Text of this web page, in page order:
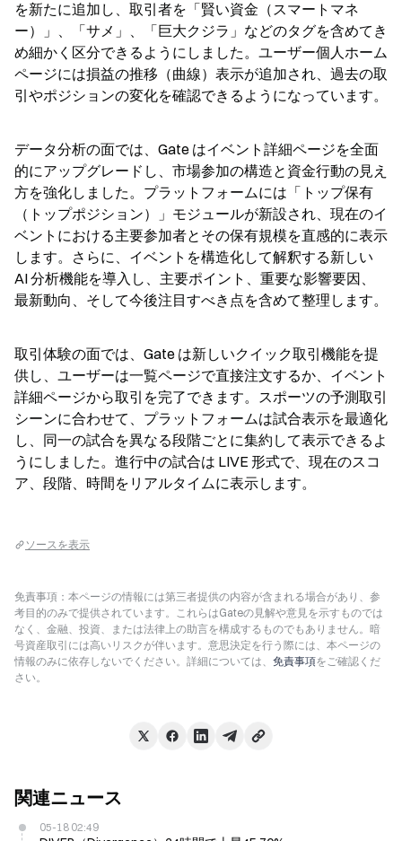
を新たに追加し、取引者を「賢い資金（スマートマネ
ー）」、「サメ」、「巨大クジラ」などのタグを含めてき
め細かく区分できるようにしました。ユーザー個人ホーム
ページには損益の推移（曲線）表示が追加され、過去の取
引やポジションの変化を確認できるようになっています。
データ分析の面では、Gate はイベント詳細ページを全面
的にアップグレードし、市場参加の構造と資金行動の見え
方を強化しました。プラットフォームには「トップ保有
（トップポジション）」モジュールが新設され、現在のイ
ベントにおける主要参加者とその保有規模を直感的に表示
します。さらに、イベントを構造化して解釈する新しい
AI 分析機能を導入し、主要ポイント、重要な影響要因、
最新動向、そして今後注目すべき点を含めて整理します。
取引体験の面では、Gate は新しいクイック取引機能を提
供し、ユーザーは一覧ページで直接注文するか、イベント
詳細ページから取引を完了できます。スポーツの予測取引
シーンに合わせて、プラットフォームは試合表示を最適化
し、同一の試合を異なる段階ごとに集約して表示できるよ
うにしました。進行中の試合は LIVE 形式で、現在のスコ
ア、段階、時間をリアルタイムに表示します。
ソースを表示
免責事項：本ページの情報には第三者提供の内容が含まれる場合があり、参
考目的のみで提供されています。これらはGateの見解や意見を示すものでは
なく、金融、投資、または法律上の助言を構成するものでもありません。暗
号資産取引には高いリスクが伴います。意思決定を行う際には、本ページの
情報のみに依存しないでください。詳細については、 免責事項をご確認くだ
さい。
関連ニュース
05-18 02:49